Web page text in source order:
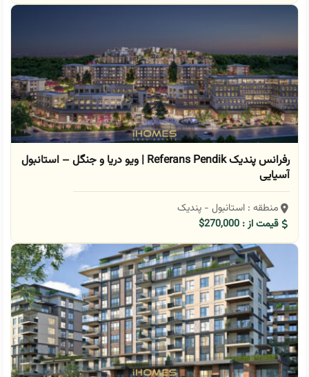
رفرانس پندیک Referans Pendik | ویو دریا و جنگل – استانبول
آسیایی
منطقه : استانبول - پندیک
قیمت از : 270,000$